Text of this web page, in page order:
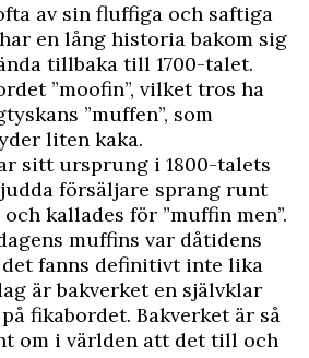
av sin fluffiga och saftiga
en lång historia bakom sig
tillbaka till 1700-talet.
”moofin”, vilket tros ha
”muffen”, som
liten kaka.
sitt ursprung i 1800-talets
försäljare sprang runt
kallades för ”muffin men”.
muffins var dåtidens
fanns definitivt inte lika
är bakverket en självklar
fikabordet. Bakverket är så
om i världen att det till och